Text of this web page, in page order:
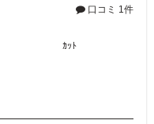
口コミ 1件
間※予約優先 ｶｯﾄ